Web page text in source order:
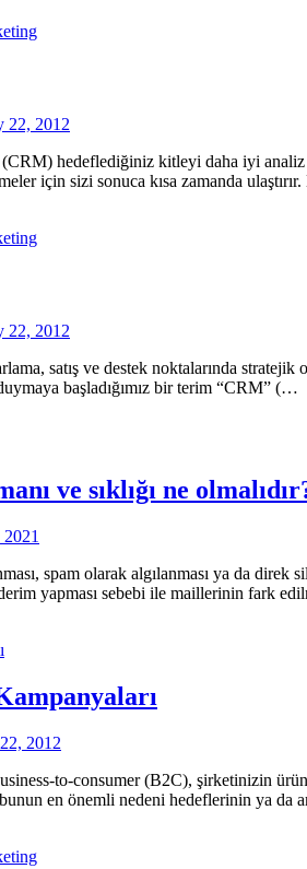
22, 2012
hedeflediğiniz kitleyi daha iyi analiz
için sizi sonuca kısa zamanda
22, 2012
satış ve destek noktalarında
başladığımız bir terim “CRM” (…
ve sıklığı ne
spam olarak algılanması ya da
yapması sebebi ile maillerinin fark
2012
to-consumer (B2C), şirketinizin
en önemli nedeni hedeflerinin ya da